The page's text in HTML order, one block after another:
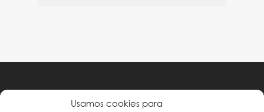
Usamos cookies para
Política de privacidad